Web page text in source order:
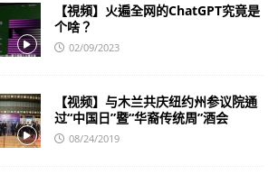
【視頻】火遍全网的ChatGPT究竟是
个啥？
02/09/2023
【视频】与木兰共庆纽约州参议院通
过“中国日”暨“华裔传统周”酒会
08/24/2019